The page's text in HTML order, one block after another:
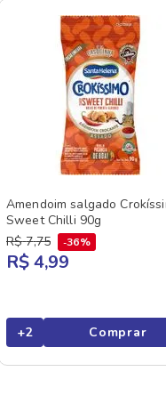
Amendoim salgado
Sweet Chilli 90g
R$ 7,75 36%
R$ 4,99
+2 Comprar